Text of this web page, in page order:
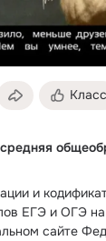
Класс
и
ЕГЭ и ОГЭ
сайте